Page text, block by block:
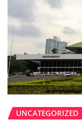
UNCATEGORIZED